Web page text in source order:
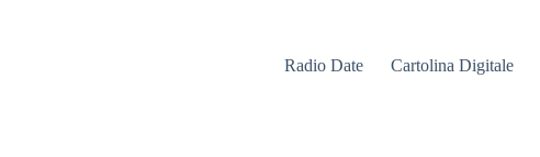
Radio Date
Cartolina Digitale